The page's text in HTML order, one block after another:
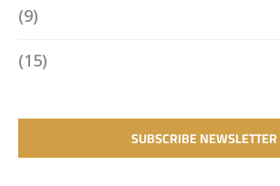
(9)
(15)
SUBSCRIBE NEWSLETTER